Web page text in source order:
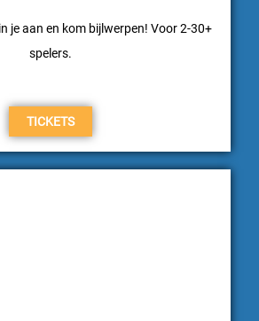
je aan en kom bijlwerpen! Voor 2-30+
spelers.
TICKETS